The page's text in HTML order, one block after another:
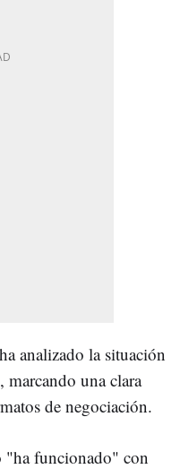
analizado la situación
, marcando una clara
de negociación.
funcionado" con